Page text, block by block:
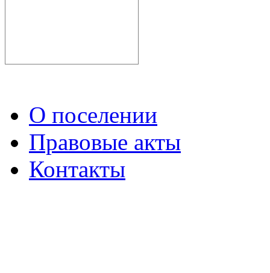
О поселении
Правовые акты
Контакты